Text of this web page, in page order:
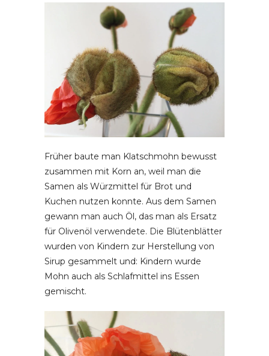
Früher baute man Klatschmohn bewusst
zusammen mit Korn an, weil man die
Samen als Würzmittel für Brot und
Kuchen nutzen konnte. Aus dem Samen
gewann man auch Öl, das man als Ersatz
für Olivenöl verwendete. Die Blütenblätter
wurden von Kindern zur Herstellung von
Sirup gesammelt und: Kindern wurde
Mohn auch als Schlafmittel ins Essen
gemischt.